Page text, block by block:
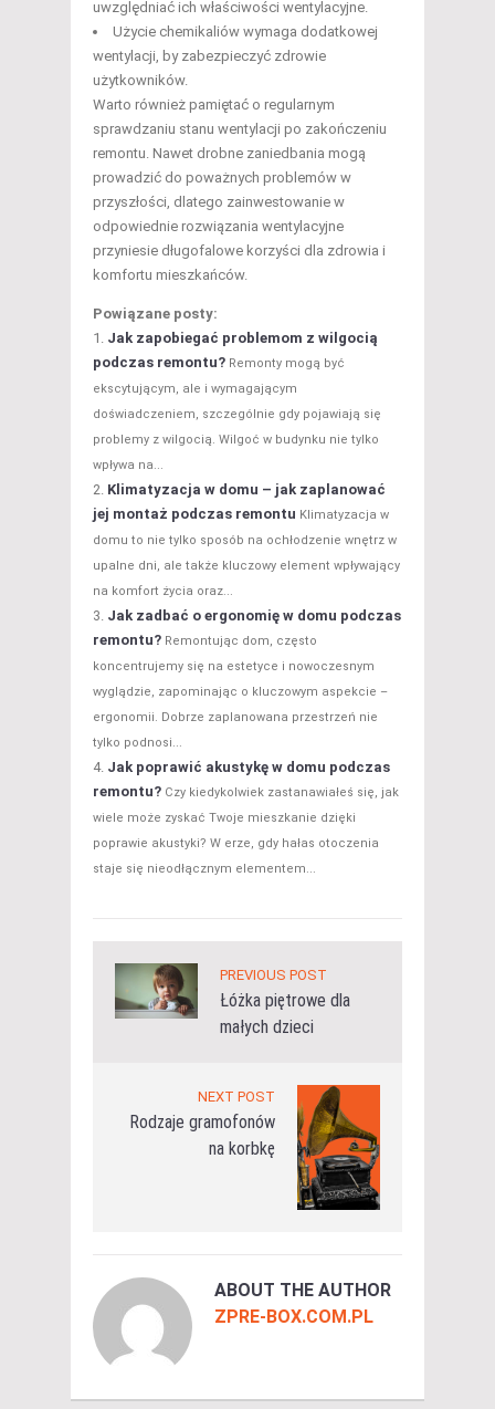
uwzględniać ich właściwości wentylacyjne.
Użycie chemikaliów wymaga dodatkowej
wentylacji, by zabezpieczyć zdrowie
użytkowników.
Warto również pamiętać o regularnym
sprawdzaniu stanu wentylacji po zakończeniu
remontu. Nawet drobne zaniedbania mogą
prowadzić do poważnych problemów w
przyszłości, dlatego zainwestowanie w
odpowiednie rozwiązania wentylacyjne
przyniesie długofalowe korzyści dla zdrowia i
komfortu mieszkańców.
Powiązane posty:
Jak zapobiegać problemom z wilgocią
podczas remontu? Remonty mogą być
ekscytującym, ale i wymagającym
doświadczeniem, szczególnie gdy pojawiają się
problemy z wilgocią. Wilgoć w budynku nie tylko
wpływa na...
Klimatyzacja w domu – jak zaplanować
jej montaż podczas remontu Klimatyzacja w
domu to nie tylko sposób na ochłodzenie wnętrz w
upalne dni, ale także kluczowy element wpływający
na komfort życia oraz...
Jak zadbać o ergonomię w domu podczas
remontu? Remontując dom, często
koncentrujemy się na estetyce i nowoczesnym
wyglądzie, zapominając o kluczowym aspekcie –
ergonomii. Dobrze zaplanowana przestrzeń nie
tylko podnosi...
Jak poprawić akustykę w domu podczas
remontu? Czy kiedykolwiek zastanawiałeś się, jak
wiele może zyskać Twoje mieszkanie dzięki
poprawie akustyki? W erze, gdy hałas otoczenia
staje się nieodłącznym elementem...
PREVIOUS POST
Łóżka piętrowe dla
małych dzieci
NEXT POST
Rodzaje gramofonów
na korbkę
ABOUT THE AUTHOR
ZPRE-BOX.COM.PL